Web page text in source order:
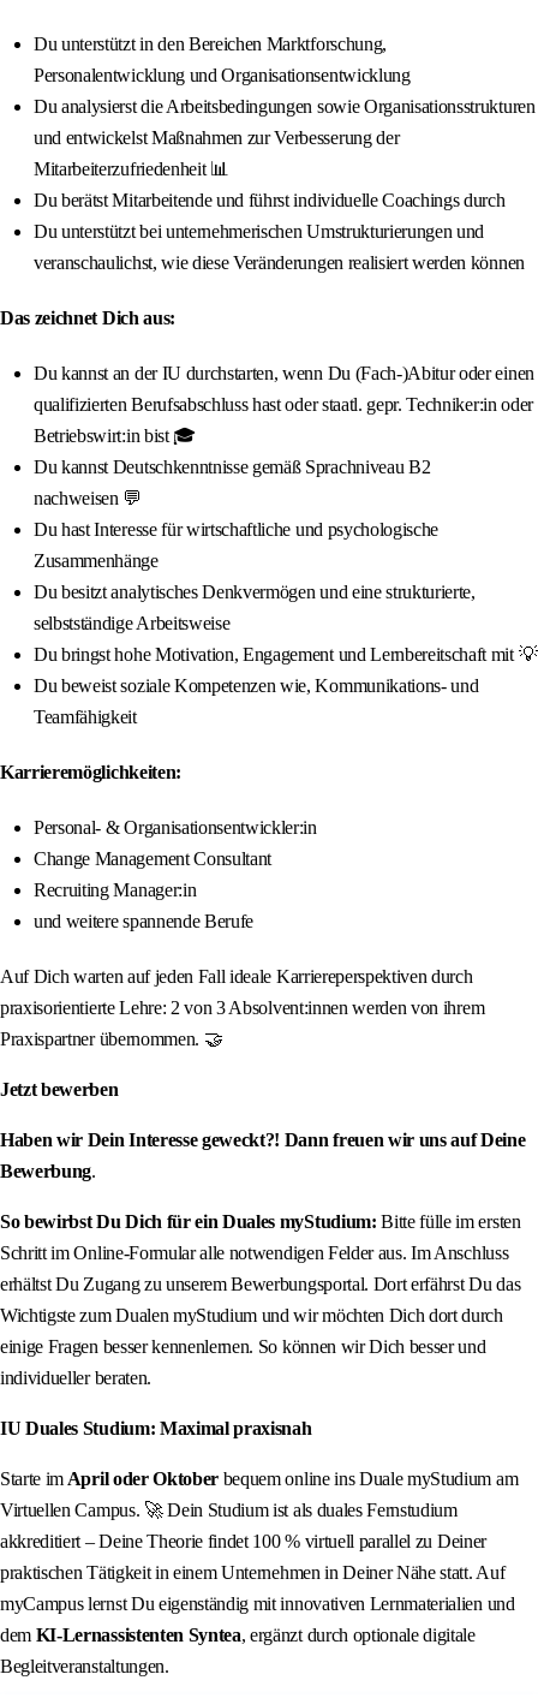
Du unterstützt in den Bereichen Marktforschung,
Personalentwicklung und Organisationsentwicklung
Du analysierst die Arbeitsbedingungen sowie Organisationsstrukturen
und entwickelst Maßnahmen zur Verbesserung der
Mitarbeiterzufriedenheit 📊
Du berätst Mitarbeitende und führst individuelle Coachings durch
Du unterstützt bei unternehmerischen Umstrukturierungen und
veranschaulichst, wie diese Veränderungen realisiert werden können
Das zeichnet Dich aus:
Du kannst an der IU durchstarten, wenn Du (Fach-)Abitur oder einen
qualifizierten Berufsabschluss hast oder staatl. gepr. Techniker:in oder
Betriebswirt:in bist 🎓
Du kannst Deutschkenntnisse gemäß Sprachniveau B2
nachweisen 💬
Du hast Interesse für wirtschaftliche und psychologische
Zusammenhänge
Du besitzt analytisches Denkvermögen und eine strukturierte,
selbstständige Arbeitsweise
Du bringst hohe Motivation, Engagement und Lernbereitschaft mit 💡
Du beweist soziale Kompetenzen wie, Kommunikations- und
Teamfähigkeit
Karrieremöglichkeiten:
Personal- & Organisationsentwickler:in
Change Management Consultant
Recruiting Manager:in
und weitere spannende Berufe
Auf Dich warten auf jeden Fall ideale Karriereperspektiven durch
praxisorientierte Lehre: 2 von 3 Absolvent:innen werden von ihrem
Praxispartner übernommen. 🤝
Jetzt bewerben
Haben wir Dein Interesse geweckt?! Dann freuen wir uns auf Deine
Bewerbung.
So bewirbst Du Dich für ein Duales myStudium: Bitte fülle im ersten
Schritt im Online-Formular alle notwendigen Felder aus. Im Anschluss
erhältst Du Zugang zu unserem Bewerbungsportal. Dort erfährst Du das
Wichtigste zum Dualen myStudium und wir möchten Dich dort durch
einige Fragen besser kennenlernen. So können wir Dich besser und
individueller beraten.
IU Duales Studium: Maximal praxisnah
Starte im April oder Oktober bequem online ins Duale myStudium am
Virtuellen Campus. 🚀 Dein Studium ist als duales Fernstudium
akkreditiert – Deine Theorie findet 100 % virtuell parallel zu Deiner
praktischen Tätigkeit in einem Unternehmen in Deiner Nähe statt. Auf
myCampus lernst Du eigenständig mit innovativen Lernmaterialien und
dem KI‑Lernassistenten Syntea, ergänzt durch optionale digitale
Begleitveranstaltungen.